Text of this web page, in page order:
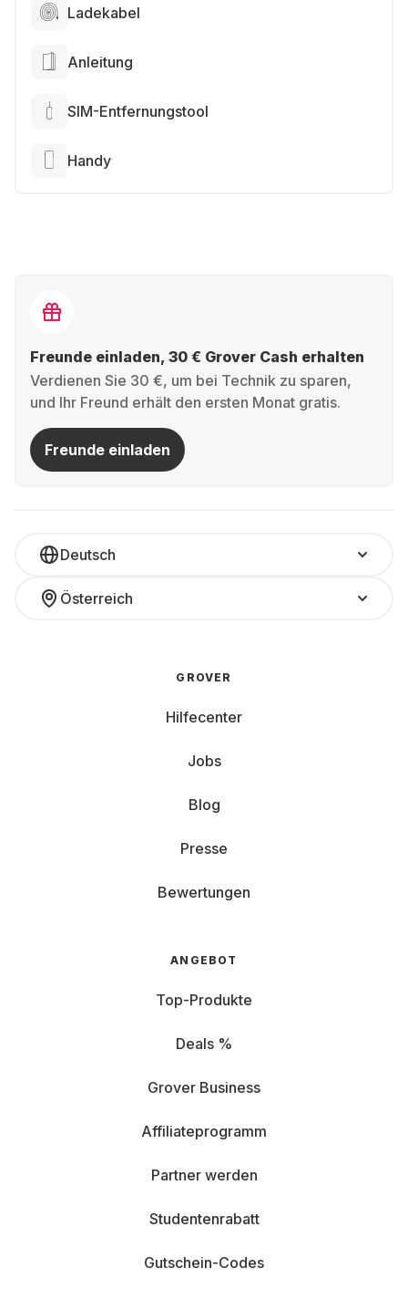
Ladekabel
Anleitung
SIM-Entfernungstool
Handy
Freunde einladen, 30 € Grover Cash erhalten
Verdienen Sie 30 €, um bei Technik zu sparen,
und Ihr Freund erhält den ersten Monat gratis.
Freunde einladen
Deutsch
Österreich
GROVER
Hilfecenter
Jobs
Blog
Presse
Bewertungen
ANGEBOT
Top-Produkte
Deals %
Grover Business
Affiliateprogramm
Partner werden
Studentenrabatt
Gutschein-Codes